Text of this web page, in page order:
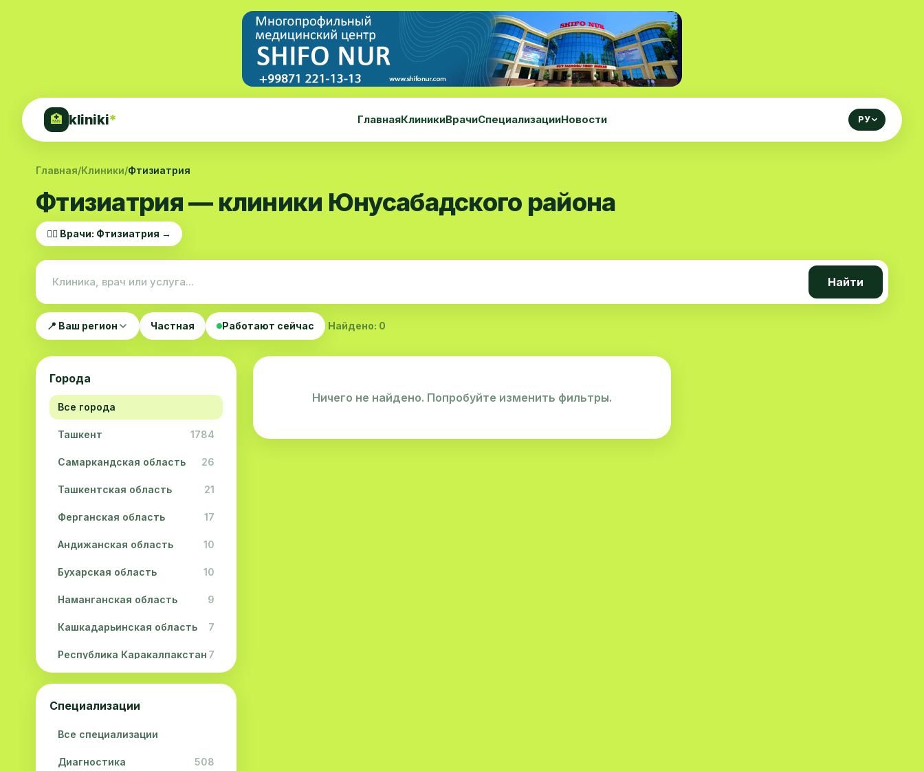
🏥 kliniki* ГлавнаяКлиникиВрачиСпециализацииНовости РУ
Главная/Клиники/Фтизиатрия
Фтизиатрия — клиники Юнусабадского района
👨‍⚕️ Врачи: Фтизиатрия →
Найти
📍 Ваш регион Частная Работают сейчас Найдено: 0
Города
Все города
Ташкент 1784
Самаркандская область 26
Ташкентская область 21
Ферганская область 17
Андижанская область 10
Бухарская область 10
Наманганская область 9
Кашкадарьинская область 7
Республика Каракалпакстан 7
Навоийская область 5
Джизакская область
Сурхандарьинская область
Сырдарьинская область 2
Специализации
Все специализации
Диагностика 508
Ничего не найдено. Попробуйте изменить фильтры.